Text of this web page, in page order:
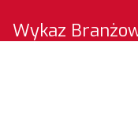
Wykaz